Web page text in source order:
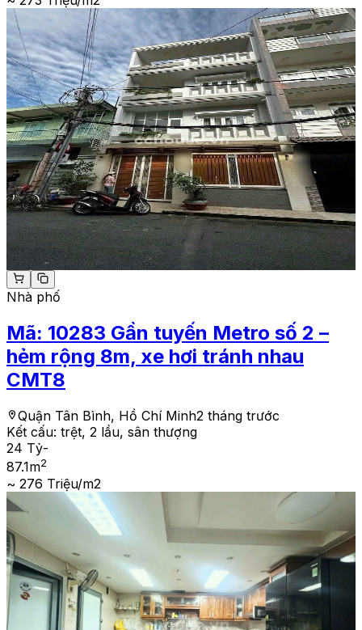
Nhà phố
Mã: 10283 Gần tuyến Metro số 2 –
hẻm rộng 8m, xe hơi tránh nhau
CMT8
Quận Tân Bình, Hồ Chí Minh2 tháng trước
Kết cấu: trệt, 2 lầu, sân thượng
24 Tỷ-
87.1m2
~ 276 Triệu/m2